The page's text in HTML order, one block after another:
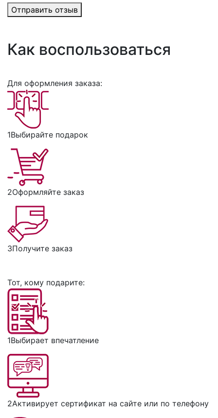
Отправить отзыв
Как воспользоваться
Для оформления заказа:
1Выбирайте подарок
2Оформляйте заказ
3Получите заказ
Тот, кому подарите:
1Выбирает впечатление
2Активирует сертификат на сайте или по телефону